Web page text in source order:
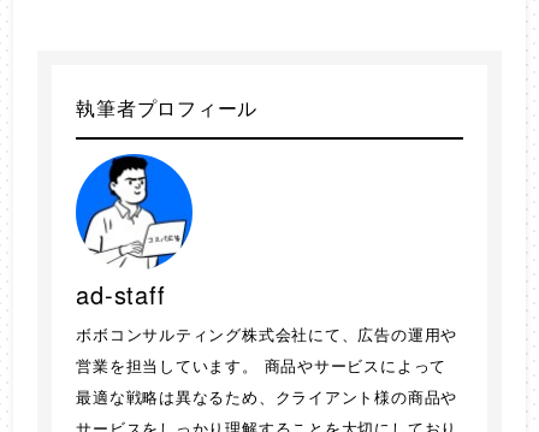
執筆者プロフィール
ad-staff
ボボコンサルティング株式会社にて、広告の運用や
営業を担当しています。 商品やサービスによって
最適な戦略は異なるため、クライアント様の商品や